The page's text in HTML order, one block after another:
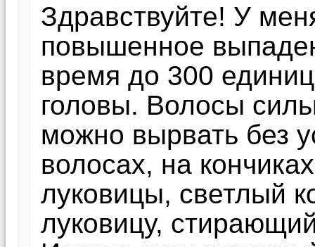
Здравствуйте! У
повышенное
время до 300
головы. Волосы
можно вырвать без
волосах, на
луковицы, светлый
луковицу,